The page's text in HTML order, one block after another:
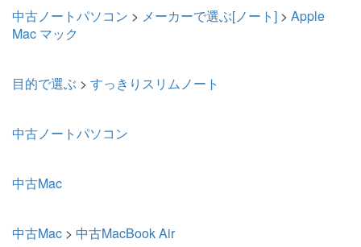
中古ノートパソコン > メーカーで選ぶ[ノート] > Apple
Mac マック
目的で選ぶ > すっきりスリムノート
中古ノートパソコン
中古Mac
中古Mac > 中古MacBook Air